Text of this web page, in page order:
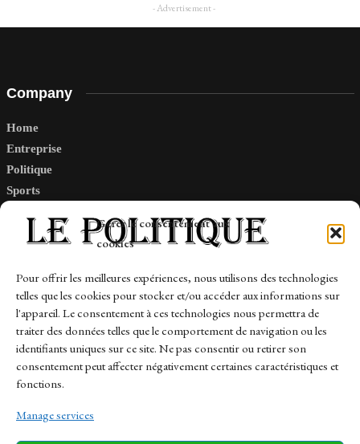
Gérer le consentement aux
cookies
Pour offrir les meilleures expériences, nous utilisons des technologies
telles que les cookies pour stocker et/ou accéder aux informations sur
l'appareil. Le consentement à ces technologies nous permettra de
traiter des données telles que le comportement de navigation ou les
identifiants uniques sur ce site. Ne pas consentir ou retirer son
consentement peut affecter négativement certaines caractéristiques et
fonctions.
Manage services
- Advertisement -
Company
Home
Entreprise
Politique
Sports
Links
Contact
Sitemap